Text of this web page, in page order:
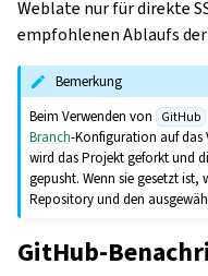
Weblate nur für direkte
empfohlenen Ablaufs der
Bemerkung
Beim Verwenden von GitHub
Branch-Konfiguration auf das
wird das Projekt geforkt und
gepusht. Wenn sie gesetzt ist,
Repository und den
GitHub-